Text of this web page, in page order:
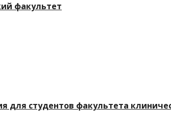
факультет
для студентов факультета